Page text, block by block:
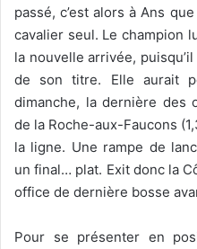
passé, c’est alors à Ans
cavalier seul. Le champion
la nouvelle arrivée,
de son titre. Elle aurait
dimanche, la dernière des
de la Roche-aux-Faucons
la ligne. Une rampe de
un final… plat. Exit donc la
office de dernière bosse
Pour se présenter en